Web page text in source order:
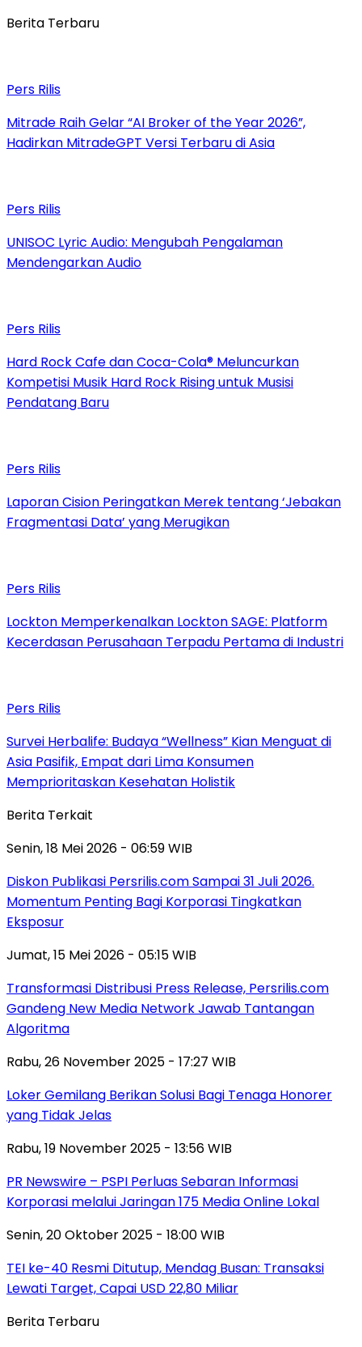
Berita Terbaru
Pers Rilis
Mitrade Raih Gelar “AI Broker of the Year 2026”,
Hadirkan MitradeGPT Versi Terbaru di Asia
Pers Rilis
UNISOC Lyric Audio: Mengubah Pengalaman
Mendengarkan Audio
Pers Rilis
Hard Rock Cafe dan Coca-Cola® Meluncurkan
Kompetisi Musik Hard Rock Rising untuk Musisi
Pendatang Baru
Pers Rilis
Laporan Cision Peringatkan Merek tentang ‘Jebakan
Fragmentasi Data’ yang Merugikan
Pers Rilis
Lockton Memperkenalkan Lockton SAGE: Platform
Kecerdasan Perusahaan Terpadu Pertama di Industri
Pers Rilis
Survei Herbalife: Budaya “Wellness” Kian Menguat di
Asia Pasifik, Empat dari Lima Konsumen
Memprioritaskan Kesehatan Holistik
Berita Terkait
Senin, 18 Mei 2026 - 06:59 WIB
Diskon Publikasi Persrilis.com Sampai 31 Juli 2026.
Momentum Penting Bagi Korporasi Tingkatkan
Eksposur
Jumat, 15 Mei 2026 - 05:15 WIB
Transformasi Distribusi Press Release, Persrilis.com
Gandeng New Media Network Jawab Tantangan
Algoritma
Rabu, 26 November 2025 - 17:27 WIB
Loker Gemilang Berikan Solusi Bagi Tenaga Honorer
yang Tidak Jelas
Rabu, 19 November 2025 - 13:56 WIB
PR Newswire – PSPI Perluas Sebaran Informasi
Korporasi melalui Jaringan 175 Media Online Lokal
Senin, 20 Oktober 2025 - 18:00 WIB
TEI ke-40 Resmi Ditutup, Mendag Busan: Transaksi
Lewati Target, Capai USD 22,80 Miliar
Berita Terbaru